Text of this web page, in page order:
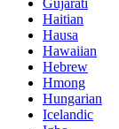
Haitian
Hausa
Hawaiian
Hebrew
Hmong
Hungarian
Icelandic